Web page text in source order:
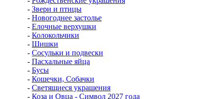
- Звери и птицы
- Новогоднее застолье
- Елочные верхушки
- Колокольчики
- Шишки
- Сосульки и подвески
- Пасхальные яйца
- Бусы
- Кошечки, Собачки
- Светящиеся украшения
- Коза и Овца - Символ 2027 года